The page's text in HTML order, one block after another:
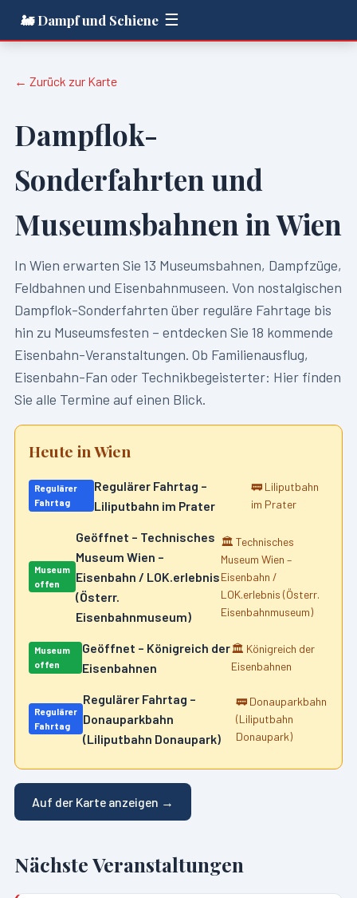
🚂 Dampf und Schiene ☰
← Zurück zur Karte
Dampflok-
Sonderfahrten und
Museumsbahnen inWien
In Wien erwarten Sie 13 Museumsbahnen, Dampfzüge,
Feldbahnen und Eisenbahnmuseen. Von nostalgischen
Dampflok-Sonderfahrten über reguläre Fahrtage bis
hin zu Museumsfesten – entdecken Sie 18 kommende
Eisenbahn-Veranstaltungen. Ob Familienausflug,
Eisenbahn-Fan oder Technikbegeisterter: Hier finden
Sie alle Termine auf einen Blick.
Heute inWien
Regulärer
Fahrtag
Regulärer Fahrtag –
Liliputbahn im Prater
🚃 Liliputbahn
im Prater
Museum
offen
Geöffnet – Technisches
Museum Wien –
Eisenbahn / LOK.erlebnis
(Österr.
Eisenbahnmuseum)
🏛️ Technisches
Museum Wien –
Eisenbahn /
LOK.erlebnis (Österr.
Eisenbahnmuseum)
Museum
offen
Geöffnet – Königreich der
Eisenbahnen
🏛️ Königreich der
Eisenbahnen
Regulärer
Fahrtag
Regulärer Fahrtag –
Donauparkbahn
(Liliputbahn Donaupark)
🚃 Donauparkbahn
(Liliputbahn
Donaupark)
Auf der Karte anzeigen →
Nächste Veranstaltungen